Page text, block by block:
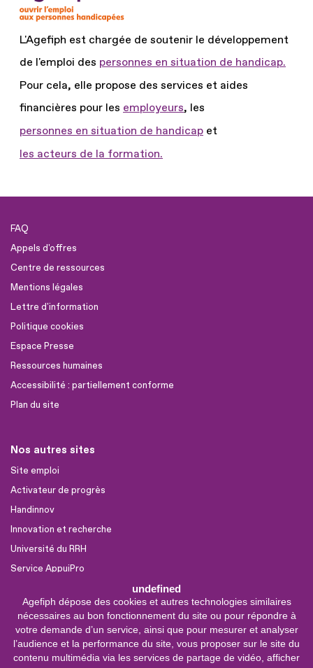
undefined
Agefiph dépose des cookies et autres technologies similaires
nécessaires au bon fonctionnement du site ou pour répondre à
votre demande d’un service, ainsi que pour mesurer et analyser
l’audience et la performance du site, vous proposer sur le site du
contenu multimédia via les services de partage de vidéo, afficher
L'Agefiph est chargée de soutenir le développement
de l'emploi des personnes en situation de handicap.
Pour cela, elle propose des services et aides
financières pour les employeurs, les
personnes en situation de handicap et
les acteurs de la formation.
FAQ
Appels d'offres
Centre de ressources
Mentions légales
Lettre d'information
Politique cookies
Espace Presse
Ressources humaines
Accessibilité : partiellement conforme
Plan du site
Nos autres sites
Site emploi
Activateur de progrès
Handinnov
Innovation et recherche
Université du RRH
Service AppuiPro
Nous suivre
Youtube
Linkedin